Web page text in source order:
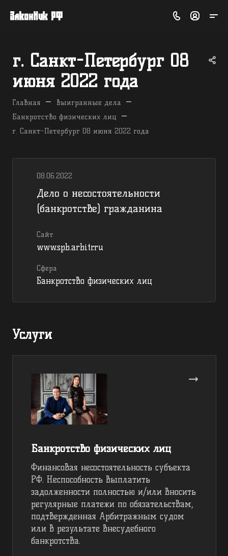
г. Санкт-Петербург 08
июня 2022 года
Главная — Выигранные дела —
Банкротство физических лиц —
г. Санкт-Петербург 08 июня 2022 года
08.06.2022
Дело о несостоятельности
(банкротстве) гражданина
Сайт
www.spb.arbitr.ru
Сфера
Банкротство физических лиц
Услуги
Банкротство физических лиц
Финансовая несостоятельность субъекта
РФ. Неспособность выплатить
задолженности полностью и/или вносить
регулярные платежи по обязательствам,
подтвержденная Арбитражным судом
или в результате внесудебного
банкротства.